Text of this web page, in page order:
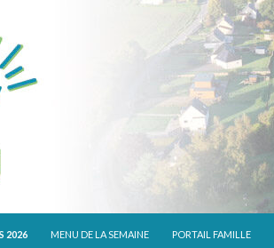
2026 MENU DE LA SEMAINE PORTAIL FAMILLE